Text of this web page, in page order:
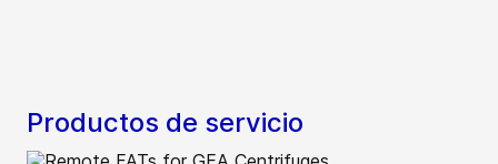
Productos de servicio